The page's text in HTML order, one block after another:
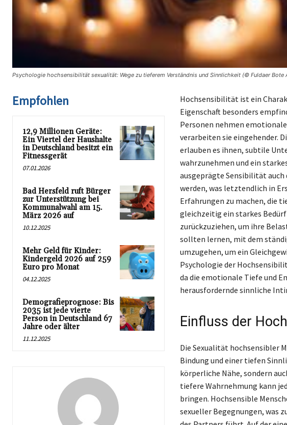
Psychologie hochsensibilität sexualität: Wege zu tieferem Verständnis und Sinnlichkeit (© Fuldaer Bote
Empfohlen
12,9 Millionen Geräte:
Ein Viertel der Haushalte
in Deutschland besitzt ein
Fitnessgerät
07.01.2026
Bad Hersfeld ruft Bürger
zur Unterstützung bei
Kommunalwahl am 15.
März 2026 auf
10.12.2025
Mehr Geld für Kinder:
Kindergeld 2026 auf 259
Euro pro Monat
04.12.2025
Demografieprognose: Bis
2035 ist jede vierte
Person in Deutschland 67
Jahre oder älter
11.12.2025
Hochsensibilität ist ein
Eigenschaft besonders
Personen nehmen
verarbeiten sie eingehender.
erlauben es ihnen, subtile
wahrzunehmen und ein
ausgeprägte Sensibilität auch
werden, was letztendlich in
Erfahrungen zu machen, die
gleichzeitig ein starkes
zurückzuziehen, um ihre
sollten lernen, mit dem
umzugehen, um ein
Psychologie der
da die emotionale Tiefe und
herausfordernde sinnliche
Einfluss der
Die Sexualität hochsensibler
Bindung und einer tiefen
körperliche Nähe, sondern
tiefere Wahrnehmung kann
bringen. Hochsensible
sexueller Begegnungen, was